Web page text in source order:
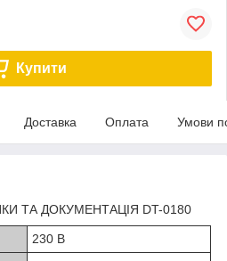
Купити
Доставка Оплата Умови
ТА ДОКУМЕНТАЦІЯ DT-0180
230 В